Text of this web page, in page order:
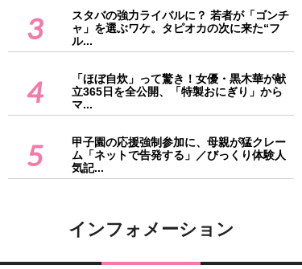
3
スタバの強力ライバルに？ 若者が「ゴンチ
ャ」を選ぶワケ。タピオカの次に来た“フ
ル...
4
「ほぼ自炊」って驚き！女優・黒木華が献
立365日を全公開、「特製おにぎり」から
マ...
5
甲子園の応援強制参加に、母親が猛クレー
ム「ネットで告発する」／びっくり体験人
気記...
インフォメーション